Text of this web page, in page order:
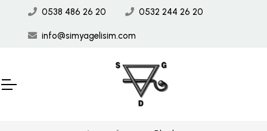
0538 486 26 20 0532 244 26 20
info@simyagelisim.com